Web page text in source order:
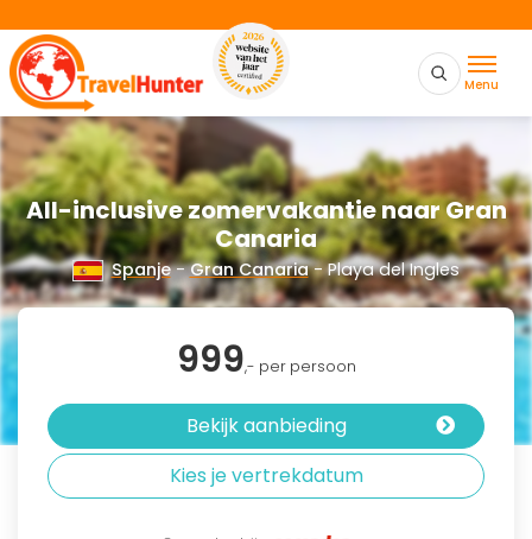
Menu
All-inclusive zomervakantie naar Gran
Canaria
Spanje-Gran Canaria- Playa del Ingles
999,- per persoon
Bekijk aanbieding
Kies je vertrekdatum